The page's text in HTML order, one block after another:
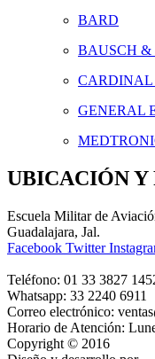
BARD
BAUSCH &
CARDINAL
GENERAL
UBICACIÓN Y
Escuela Militar de
Guadalajara, Jal.
Facebook Twitter
Teléfono: 01 33 3827
Whatsapp: 33 2240 6911
Correo electrónico:
Horario de Atención:
Copyright © 2016